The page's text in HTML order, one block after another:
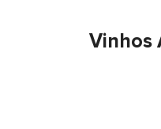
Vinhos